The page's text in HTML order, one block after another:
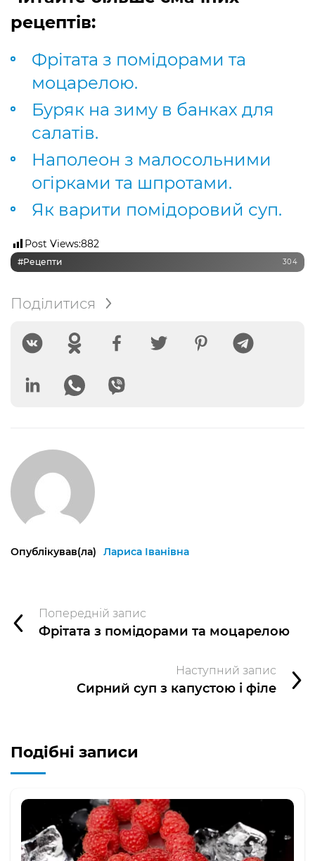
рецептів:
Фрітата з помідорами та
моцарелою.
Буряк на зиму в банках для
салатів.
Наполеон з малосольними
огірками та шпротами.
Як варити помідоровий суп.
Post Views:882
#рецепти 304
Поділитися
Опублікував(ла) Лариса Іванівна
Попередній запис
Фрітата з помідорами та моцарелою
Наступний запис
Сирний суп з капустою і філе
Подібні записи